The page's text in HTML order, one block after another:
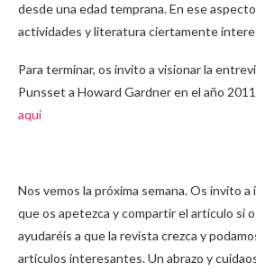
desde una edad temprana. En ese
actividades y literatura ciertamente
Para terminar, os invito a visionar la
Punsset a Howard Gardner en el año
aquí
Nos vemos la próxima semana. Os invito
que os apetezca y compartir el artículo si
ayudaréis a que la revista crezca y
artículos interesantes. Un abrazo y